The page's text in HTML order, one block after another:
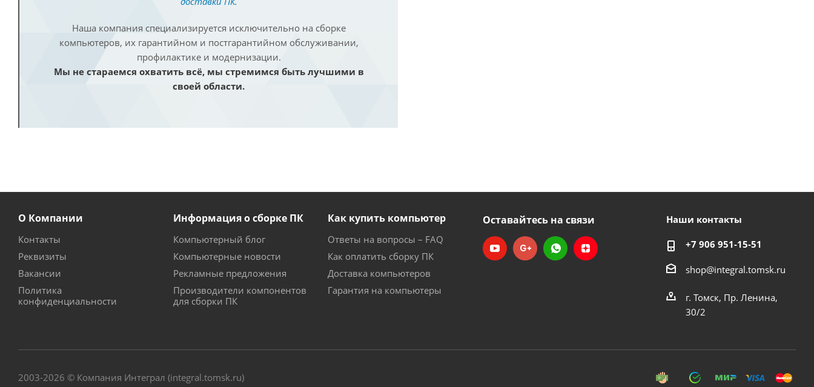
Наша компания специализируется исключительно на сборке
компьютеров, их гарантийном и постгарантийном обслуживании,
профилактике и модернизации.
Мы не стараемся охватить всё, мы стремимся быть лучшими в
своей области.
О Компании
Контакты
Реквизиты
Вакансии
Политика
конфиденциальности
Информация о сборке ПК
Компьютерный блог
Компьютерные новости
Рекламные предложения
Производители компонентов
для сборки ПК
Как купить компьютер
Ответы на вопросы – FAQ
Как оплатить сборку ПК
Доставка компьютеров
Гарантия на компьютеры
Оставайтесь на связи Наши контакты
+7 906 951-15-51
shop@integral.tomsk.ru
г. Томск, Пр. Ленина,
30/2
2003-2026 © Компания Интеграл (integral.tomsk.ru)